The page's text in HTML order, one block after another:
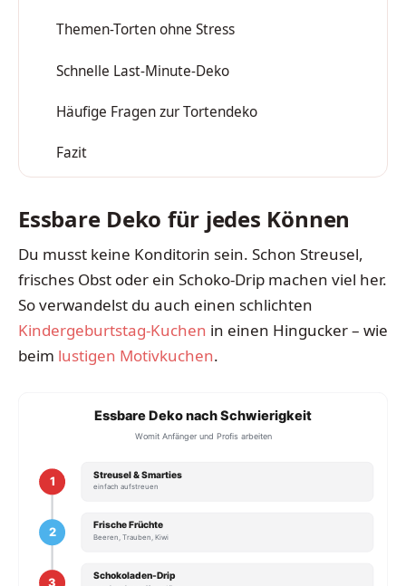
Themen-Torten ohne Stress
Schnelle Last-Minute-Deko
Häufige Fragen zur Tortendeko
Fazit
Essbare Deko für jedes Können
Du musst keine Konditorin sein. Schon Streusel,
frisches Obst oder ein Schoko-Drip machen viel her.
So verwandelst du auch einen schlichten
Kindergeburtstag-Kuchen in einen Hingucker – wie
beim lustigen Motivkuchen.
Essbare Deko nach Schwierigkeit
Womit Anfänger und Profis arbeiten
Streusel & Smarties
einfach aufstreuen
1
Frische Früchte
Beeren, Trauben, Kiwi
2
Schokoladen-Drip
3